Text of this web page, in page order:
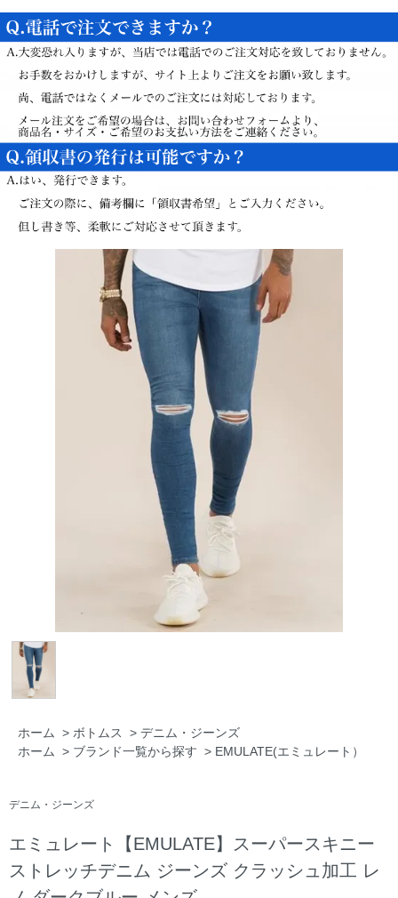
ホーム > ボトムス > デニム・ジーンズ
ホーム > ブランド一覧から探す > EMULATE(エミュレート）
デニム・ジーンズ
エミュレート【EMULATE】スーパースキニー
ストレッチデニム ジーンズ クラッシュ加工 レ